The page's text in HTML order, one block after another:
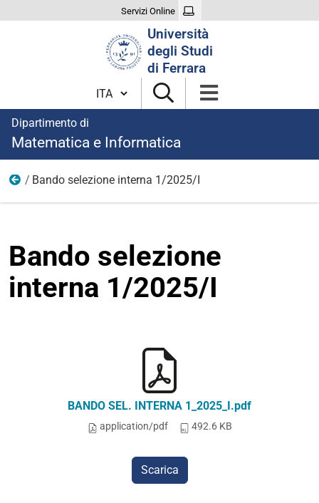
Servizi Online
Università
degli Studi
di Ferrara
Cambia lingua
Dipartimento di
Matematica e Informatica
2025
Bando selezione interna 1/2025/I
Bando selezione
interna 1/2025/I
BANDO SEL. INTERNA 1_2025_I.pdf
application/pdf 492.6 KB
Scarica